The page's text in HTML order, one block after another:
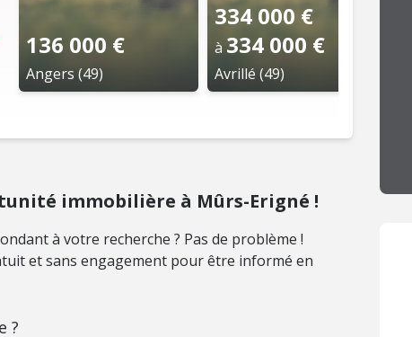
136 000 €
Angers (49)
334 000 €
à 334 000 €
Avrillé (49)
immobilière à Mûrs-Erigné !
à votre recherche ? Pas de problème !
et sans engagement pour être informé en
?